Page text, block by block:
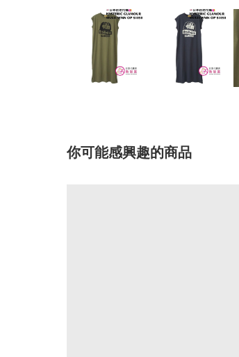
你可能感興趣的商品